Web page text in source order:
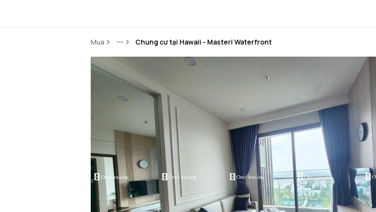
Mua MoreChung cư tại Hawaii - Masteri Waterfront